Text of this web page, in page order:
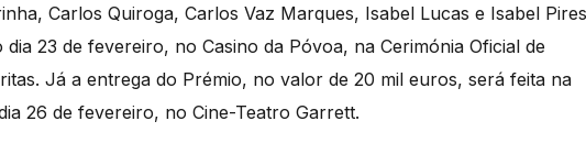
Carlos Quiroga, Carlos Vaz Marques, Isabel Lucas e Isabel
23 de fevereiro, no Casino da Póvoa, na Cerimónia Oficial de
Já a entrega do Prémio, no valor de 20 mil euros, será feita na
26 de fevereiro, no Cine-Teatro Garrett.